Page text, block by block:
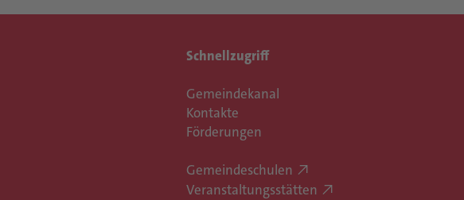
Schnellzugriff
Gemeindekanal
Kontakte
Förderungen
Gemeindeschulen
Veranstaltungsstätten